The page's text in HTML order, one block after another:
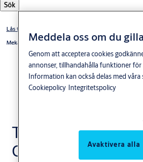
Sök
Lås till värdeförvaringsenheter
Mekaniska tidlås/tidsfördröjningslås
Tidsfördröjningslås
CS401
Meddela oss om du
Genom att acceptera cookies
annonser, tillhandahålla funktioner
Information kan också delas med
Cookiepolicy Integritetspolicy
Avaktivera alla